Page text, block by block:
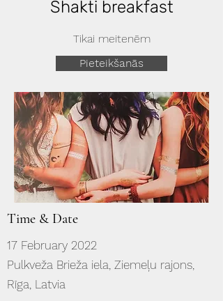
Shakti breakfast
Tikai meitenēm
Pieteikšanās
Time & Date
17 February 2022
Pulkveža Brieža iela, Ziemeļu rajons,
Rīga, Latvia